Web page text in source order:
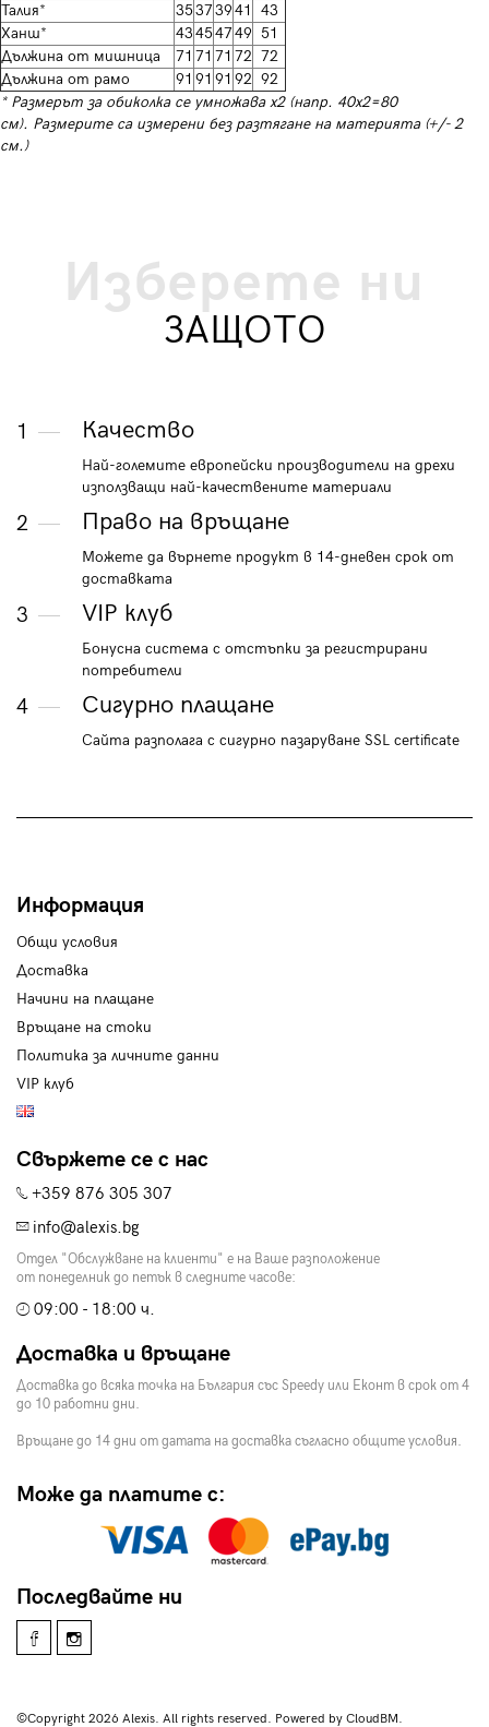
Талия*
35373941
43
Ханш*
43454749 51
Дължина от мишница
71 71 71 72 72
Дължина от рамо
91 91 91 92 92
* Размерът за обиколка се умножава х2 (напр. 40х2=80
см). Размерите са измерени без разтягане на материята (+/- 2
см.)
Изберете ни
ЗАЩОТО
1 Качество
Най-големите европейски производители на дрехи
използващи най-качествените материали
2 Право на връщане
Можете да върнете продукт в 14-дневен срок от
доставката
3 VIP клуб
Бонусна система с отстъпки за регистрирани
потребители
4 Сигурно плащане
Сайта разполага с сигурно пазаруване SSL certificate
Информация
Общи условия
Доставка
Начини на плащане
Връщане на стоки
Политика за личните данни
VIP клуб
Свържете се с нас
+359 876 305 307
info@alexis.bg
Отдел "Обслужване на клиенти" е на Ваше разположение
от понеделник до петък в следните часове:
09:00 - 18:00 ч.
Доставка и връщане
Доставка до всяка точка на България със Speedy или Еконт в срок от 4
до 10 работни дни.
Връщане до 14 дни от датата на доставка съгласно общите условия.
Може да платите с:
Последвайте ни
©Copyright 2026 Alexis. All rights reserved. Powered by CloudBM.